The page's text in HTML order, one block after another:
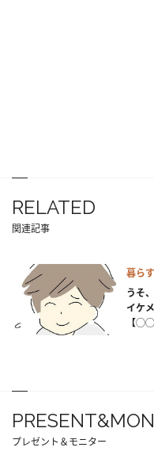
RELATED
関連記事
暮らす
うそ
イケ
【
プレゼント＆モニター